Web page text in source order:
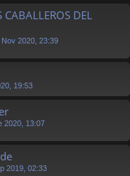
DEL
Nov 2020, 23:39
19:53
2020, 13:07
2019, 02:33